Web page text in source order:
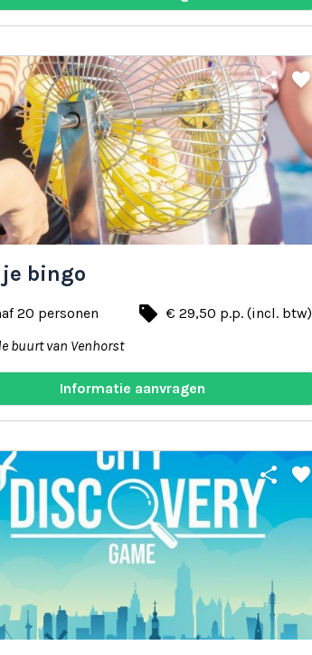
share favorite
bingo
20 personen local_offer € 29,50 p.p. (incl. btw)
buurt van Venhorst
Informatie aanvragen
share favorite